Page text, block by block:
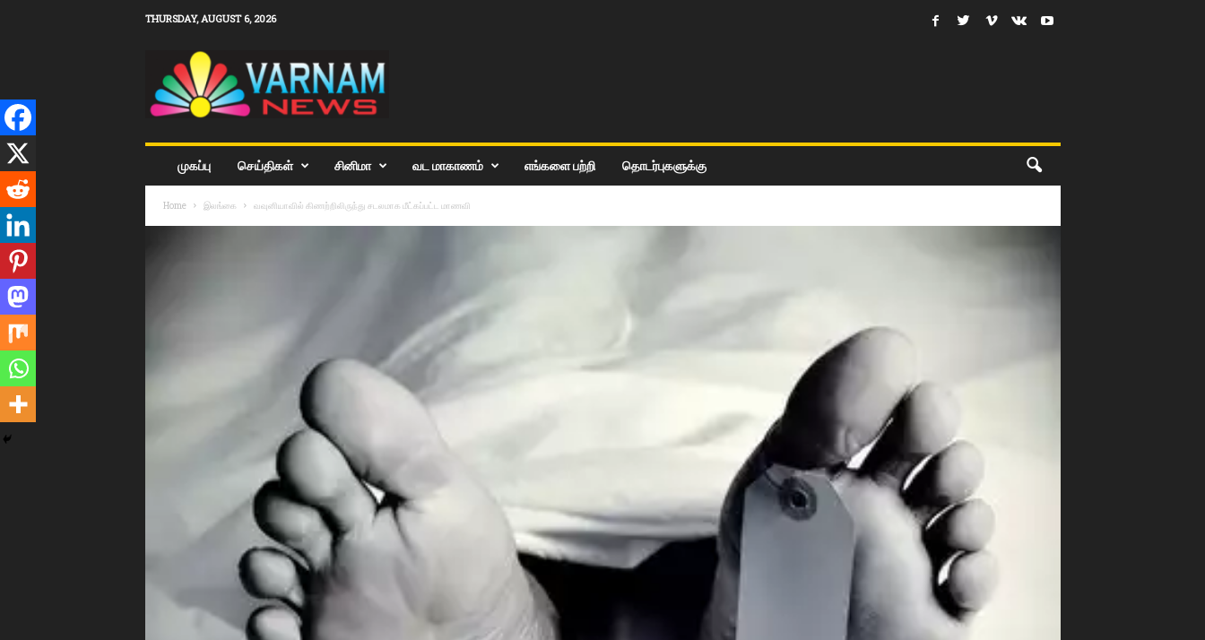
THURSDAY, AUGUST 6, 2026
முகப்பு செய்திகள் சி‌னிமா வட மாகாணம் எங்களை பற்றி தொடர்புகளுக்கு
Home இலங்கை வவுனியாவில் கிணற்றிலிருந்து சடலமாக மீட்கப்பட்ட மாணவி